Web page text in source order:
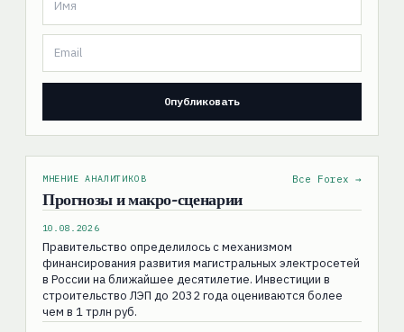
МНЕНИЕ АНАЛИТИКОВ
Прогнозы и макро-сценарии
Все Forex →
10.08.2026
Правительство определилось с механизмом
финансирования развития магистральных электросетей
в России на ближайшее десятилетие. Инвестиции в
строительство ЛЭП до 2032 года оцениваются более
чем в 1 трлн руб.